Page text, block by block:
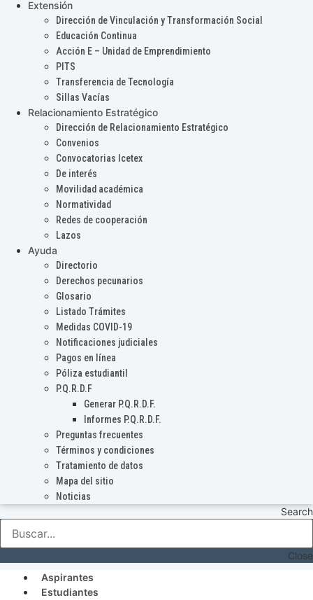
Extensión
Dirección de Vinculación y Transformación Social
Educación Continua
Acción E – Unidad de Emprendimiento
PITS
Transferencia de Tecnología
Sillas Vacías
Relacionamiento Estratégico
Dirección de Relacionamiento Estratégico
Convenios
Convocatorias Icetex
De interés
Movilidad académica
Normatividad
Redes de cooperación
Lazos
Ayuda
Directorio
Derechos pecunarios
Glosario
Listado Trámites
Medidas COVID-19
Notificaciones judiciales
Pagos en línea
Póliza estudiantil
P.Q.R.D.F
Generar P.Q.R.D.F.
Informes P.Q.R.D.F.
Preguntas frecuentes
Términos y condiciones
Tratamiento de datos
Mapa del sitio
Noticias
Search
Close
Aspirantes
Estudiantes